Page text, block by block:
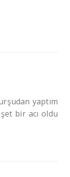
yaptım
bir acı oldu